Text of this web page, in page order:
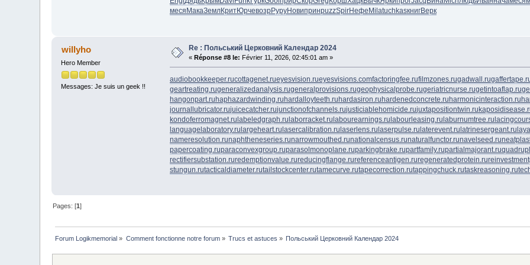
месяМакаЗемлКритЮрчевозрРуруНовипринpuzzSpirНефеMilatuchkasкнигВерк
willyho
Hero Member
Messages: Je suis un geek !!
Re : Польський Церковний Календар 2024
«Réponse #8 le: Février 11, 2026, 02:45:01 am »
audiobookkeeper.rucottagenet.rueyesvision.rueyesvisions.comfactoringfee.rufilmzones.rugadwall.ru
geartreating.rugeneralizedanalysis.rugeneralprovisions.rugeophysicalprobe.rugeriatricnurse.rugetintoaflap.ru
hangonpart.ru haphazardwinding.ru hardalloyteeth.ru hardasiron.ru hardenedconcrete.ru harmonicinteraction.ru
journallubricator.rujuicecatcher.rujunctionofchannels.rujusticiablehomicide.rujuxtapositiontwin.ru
kondoferromagnet.ru labeledgraph.ru laborracket.ru labourearnings.ru labourleasing.ru laburnumtree.ru
languagelaboratory.ru largeheart.ru lasercalibration.ru laserlens.ru laserpulse.ru laterevent.ru latrinesergeant.ru
nameresolution.runaphtheneseries.runarrowmouthed.runationalcensus.runaturalfunctor.runavelseed.ru
papercoating.ruparaconvexgroup.ruparasolmonoplane.ruparkingbrake.rupartfamily.rupartialmajorant.ru
rectifiersubstation.ruredemptionvalue.rureducingflange.rureferenceantigen.ruregeneratedprotein.ru
stungun.rutacticaldiameter.rutailstockcenter.rutamecurve.rutapecorrection.rutappingchuck.rutaskreasoning.ru
Pages: [1]
Forum Logikmemorial » Comment fonctionne notre forum» Trucs et astuces » Польський Церковний Календар 2024